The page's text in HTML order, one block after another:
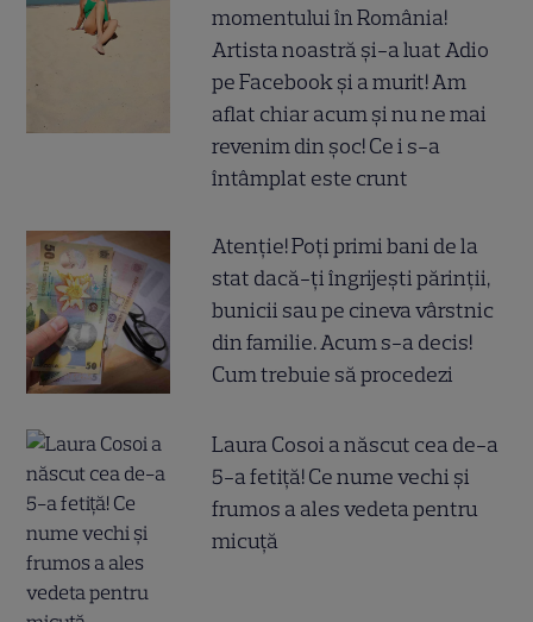
momentului în România!
Artista noastră și-a luat Adio
pe Facebook și a murit! Am
aflat chiar acum și nu ne mai
revenim din șoc! Ce i s-a
întâmplat este crunt
Atenție! Poți primi bani de la
stat dacă-ți îngrijești părinții,
bunicii sau pe cineva vârstnic
din familie. Acum s-a decis!
Cum trebuie să procedezi
Laura Cosoi a născut cea de-a
5-a fetiță! Ce nume vechi și
frumos a ales vedeta pentru
micuță